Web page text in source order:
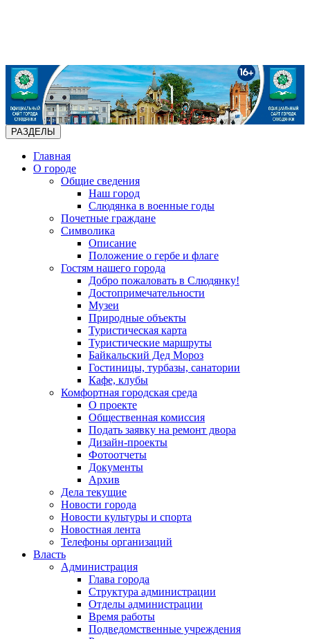
РАЗДЕЛЫ
Главная
О городе
Общие сведения
Наш город
Слюдянка в военные годы
Почетные граждане
Символика
Описание
Положение о гербе и флаге
Гостям нашего города
Добро пожаловать в Слюдянку!
Достопримечательности
Музеи
Природные объекты
Туристическая карта
Туристические маршруты
Байкальский Дед Мороз
Гостиницы, турбазы, санатории
Кафе, клубы
Комфортная городская среда
О проекте
Общественная комиссия
Подать заявку на ремонт двора
Дизайн-проекты
Фотоотчеты
Документы
Архив
Дела текущие
Новости города
Новости культуры и спорта
Новостная лента
Телефоны организаций
Власть
Администрация
Глава города
Структура администрации
Отделы администрации
Время работы
Подведомственные учреждения